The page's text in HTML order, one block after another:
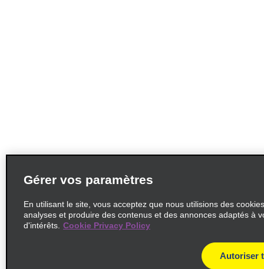
Gérer vos paramètres
En utilisant le site, vous acceptez que nous utilisions des
analyses et produire des contenus et des annonces adaptés à
d'intérêts. Cookie Privacy Policy
Autoriser